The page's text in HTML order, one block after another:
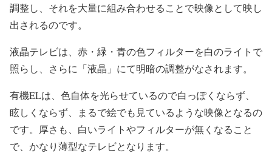
調整し、それを大量に組み合わせることで映像として映し
出されるのです。
液晶テレビは、赤・緑・青の色フィルターを白のライトで
照らし、さらに「液晶」にて明暗の調整がなされます。
有機ELは、色自体を光らせているので白っぽくならず、
眩しくならず、まるで絵でも見ているような映像となるの
です。厚さも、白いライトやフィルターが無くなること
で、かなり薄型なテレビとなります。